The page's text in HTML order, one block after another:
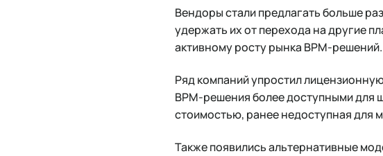
Вендоры стали предлагать больше
удержать их от перехода на другие
активному росту рынка BPM-решений.
Ряд компаний упростил
BPM-решения более доступными для
стоимостью, ранее недоступная для
Также появились альтернативные